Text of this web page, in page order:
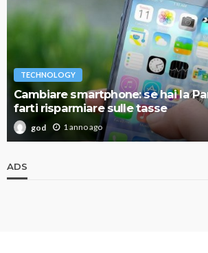
TECHNOLOGY
Cambiare smartphone: se hai la
farti risparmiare sulle tasse
god 1 anno ago
ADS